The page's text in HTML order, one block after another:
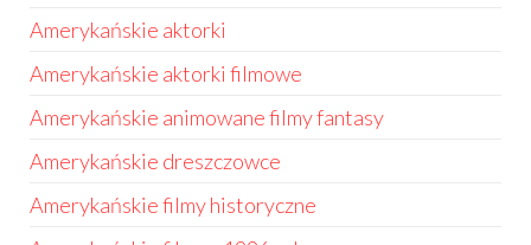
Amerykańskie aktorki
Amerykańskie aktorki filmowe
Amerykańskie animowane filmy fantasy
Amerykańskie dreszczowce
Amerykańskie filmy historyczne